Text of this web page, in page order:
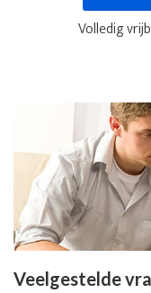
Volledig
Veelgestelde